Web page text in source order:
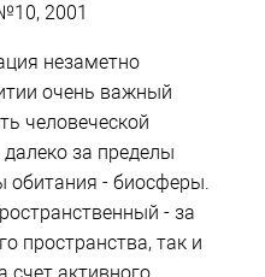
2001
незаметно
очень важный
человеческой
за пределы
обитания - биосферы.
- за
пространства, так и